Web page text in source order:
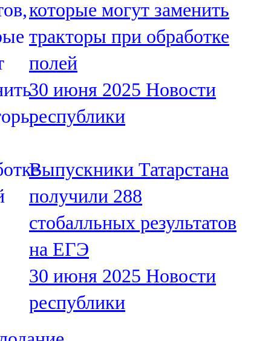
91,0 FM
Шәмәрдән
102,3 FM
Яңа чишмә
107,0 FM
105,5 FM
которые могут заменить
тракторы при обработке
полей
30 июня 2025 Новости
республики
Выпускники Татарстана
получили 288
стобалльных результатов
на ЕГЭ
30 июня 2025 Новости
республики